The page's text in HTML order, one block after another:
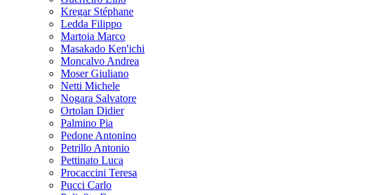
Kregar Stéphane
Ledda Filippo
Martoia Marco
Masakado Ken'ichi
Moncalvo Andrea
Moser Giuliano
Netti Michele
Nogara Salvatore
Ortolan Didier
Palmino Pia
Pedone Antonino
Petrillo Antonio
Pettinato Luca
Procaccini Teresa
Pucci Carlo